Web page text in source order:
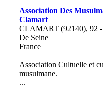
Association Des
Clamart
CLAMART (92140), 92 -
De Seine
France
Association Cultuelle et
musulmane.
...